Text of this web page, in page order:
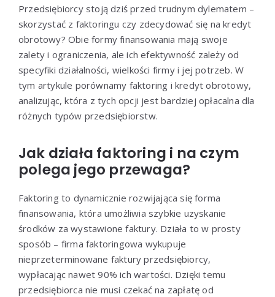
Przedsiębiorcy stoją dziś przed trudnym dylematem –
skorzystać z faktoringu czy zdecydować się na kredyt
obrotowy? Obie formy finansowania mają swoje
zalety i ograniczenia, ale ich efektywność zależy od
specyfiki działalności, wielkości firmy i jej potrzeb. W
tym artykule porównamy faktoring i kredyt obrotowy,
analizując, która z tych opcji jest bardziej opłacalna dla
różnych typów przedsiębiorstw.
Jak działa faktoring i na czym
polega jego przewaga?
Faktoring to dynamicznie rozwijająca się forma
finansowania, która umożliwia szybkie uzyskanie
środków za wystawione faktury. Działa to w prosty
sposób – firma faktoringowa wykupuje
nieprzeterminowane faktury przedsiębiorcy,
wypłacając nawet 90% ich wartości. Dzięki temu
przedsiębiorca nie musi czekać na zapłatę od